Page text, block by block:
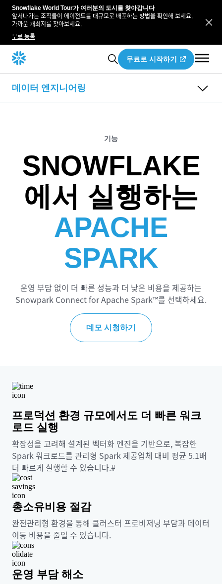
Snowflake World Tour가 여러분의 도시를 찾아갑니다
앞서나가는 조직들이 에이전트를 대규모로 배포하는 방법을 확인해 보세요.
가까운 개최지를 찾아보세요.
무료 등록
무료로 시작하기
데이터 엔지니어링
스트리밍 및 배치
제로 카피 통합
Snowpark
Snowpark Connect
동적 테이블
dbt 프로젝트
레이크하우스 개요
레이크하우스 분석
Iceberg
Polaris
Snowflake Horizon Catalog
기능
SNOWFLAKE
에서 실행하는
APACHE
SPARK
운영 부담 없이 더 빠른 성능과 더 낮은 비용을 제공하는
Snowpark Connect for Apache Spark™를 선택하세요.
데모 시청하기
프로덕션 환경 규모에서도 더 빠른 워크
로드 실행
확장성을 고려해 설계된 벡터화 엔진을 기반으로, 복잡한
Spark 워크로드를 관리형 Spark 제공업체 대비 평균 5.1배
더 빠르게 실행할 수 있습니다.#
총소유비용 절감
완전관리형 환경을 통해 클러스터 프로비저닝 부담과 데이터
이동 비용을 줄일 수 있습니다.
운영 부담 해소